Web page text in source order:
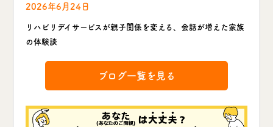
2026年6月24日
リハビリデイサービスが親子関係を変える、会話が増えた家族
の体験談
ブログ一覧を見る